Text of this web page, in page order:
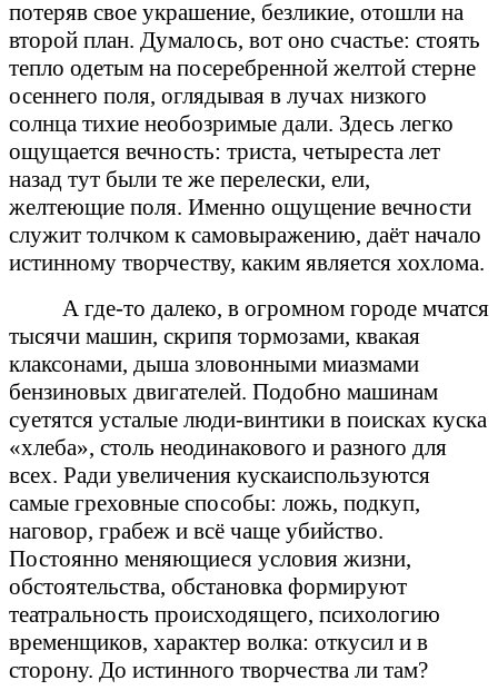
потеряв свое украшение, безликие, отошли на
второй план. Думалось, вот оно счастье: стоять
тепло одетым на посеребренной желтой стерне
осеннего поля, оглядывая в лучах низкого
солнца тихие необозримые дали. Здесь легко
ощущается вечность: триста, четыреста лет
назад тут были те же перелески, ели,
желтеющие поля. Именно ощущение вечности
служит толчком к самовыражению, даёт начало
истинному творчеству, каким является хохлома.
А где-то далеко, в огромном городе мчатся
тысячи машин, скрипя тормозами, квакая
клаксонами, дыша зловонными миазмами
бензиновых двигателей. Подобно машинам
суетятся усталые люди-винтики в поисках куска
«хлеба», столь неодинакового и разного для
всех. Ради увеличения кускаиспользуются
самые греховные способы: ложь, подкуп,
наговор, грабеж и всё чаще убийство.
Постоянно меняющиеся условия жизни,
обстоятельства, обстановка формируют
театральность происходящего, психологию
временщиков, характер волка: откусил и в
сторону. До истинного творчества ли там?